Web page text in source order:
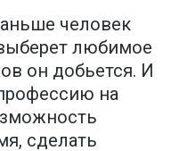
человек
любимое
он добьется. И
на
сделать